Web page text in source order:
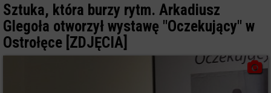
Sztuka, która burzy rytm. Arkadiusz
Glegoła otworzył wystawę "Oczekujący" w
Ostrołęce [ZDJĘCIA]